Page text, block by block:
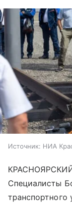
Источник: НИА
Специалисты
транспортного